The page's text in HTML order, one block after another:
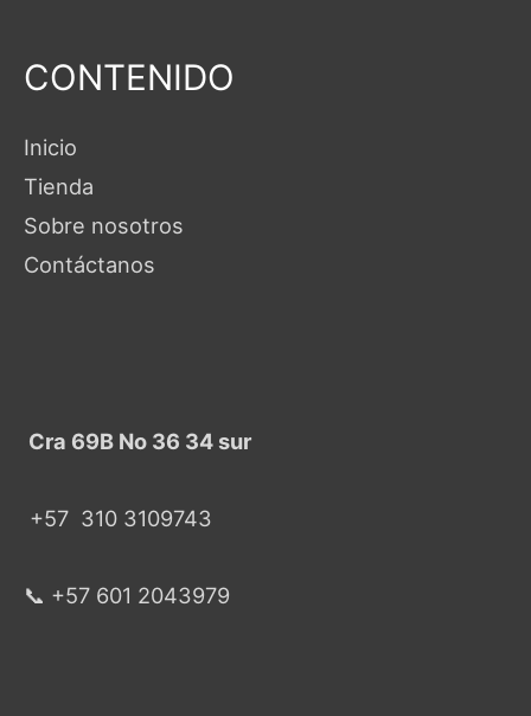
CONTENIDO
Inicio
Tienda
Sobre nosotros
Contáctanos
Cra 69B No 36 34 sur
+57 310 3109743
📞 +57 601 2043979